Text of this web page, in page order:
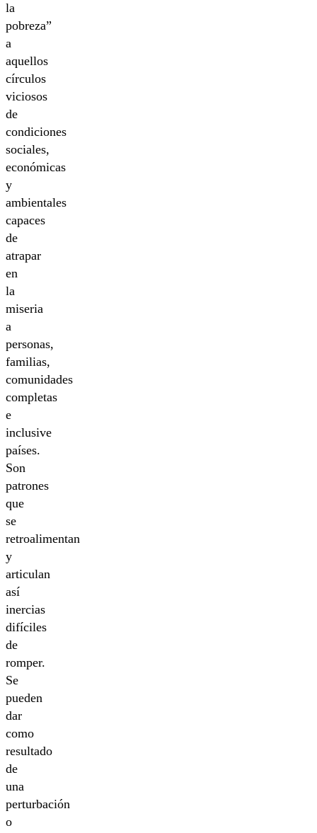
la
pobreza”
a
aquellos
círculos
viciosos
de
condiciones
sociales,
económicas
y
ambientales
capaces
de
atrapar
en
la
miseria
a
personas,
familias,
comunidades
completas
e
inclusive
países.
Son
patrones
que
se
retroalimentan
y
articulan
así
inercias
difíciles
de
romper.
Se
pueden
dar
como
resultado
de
una
perturbación
o